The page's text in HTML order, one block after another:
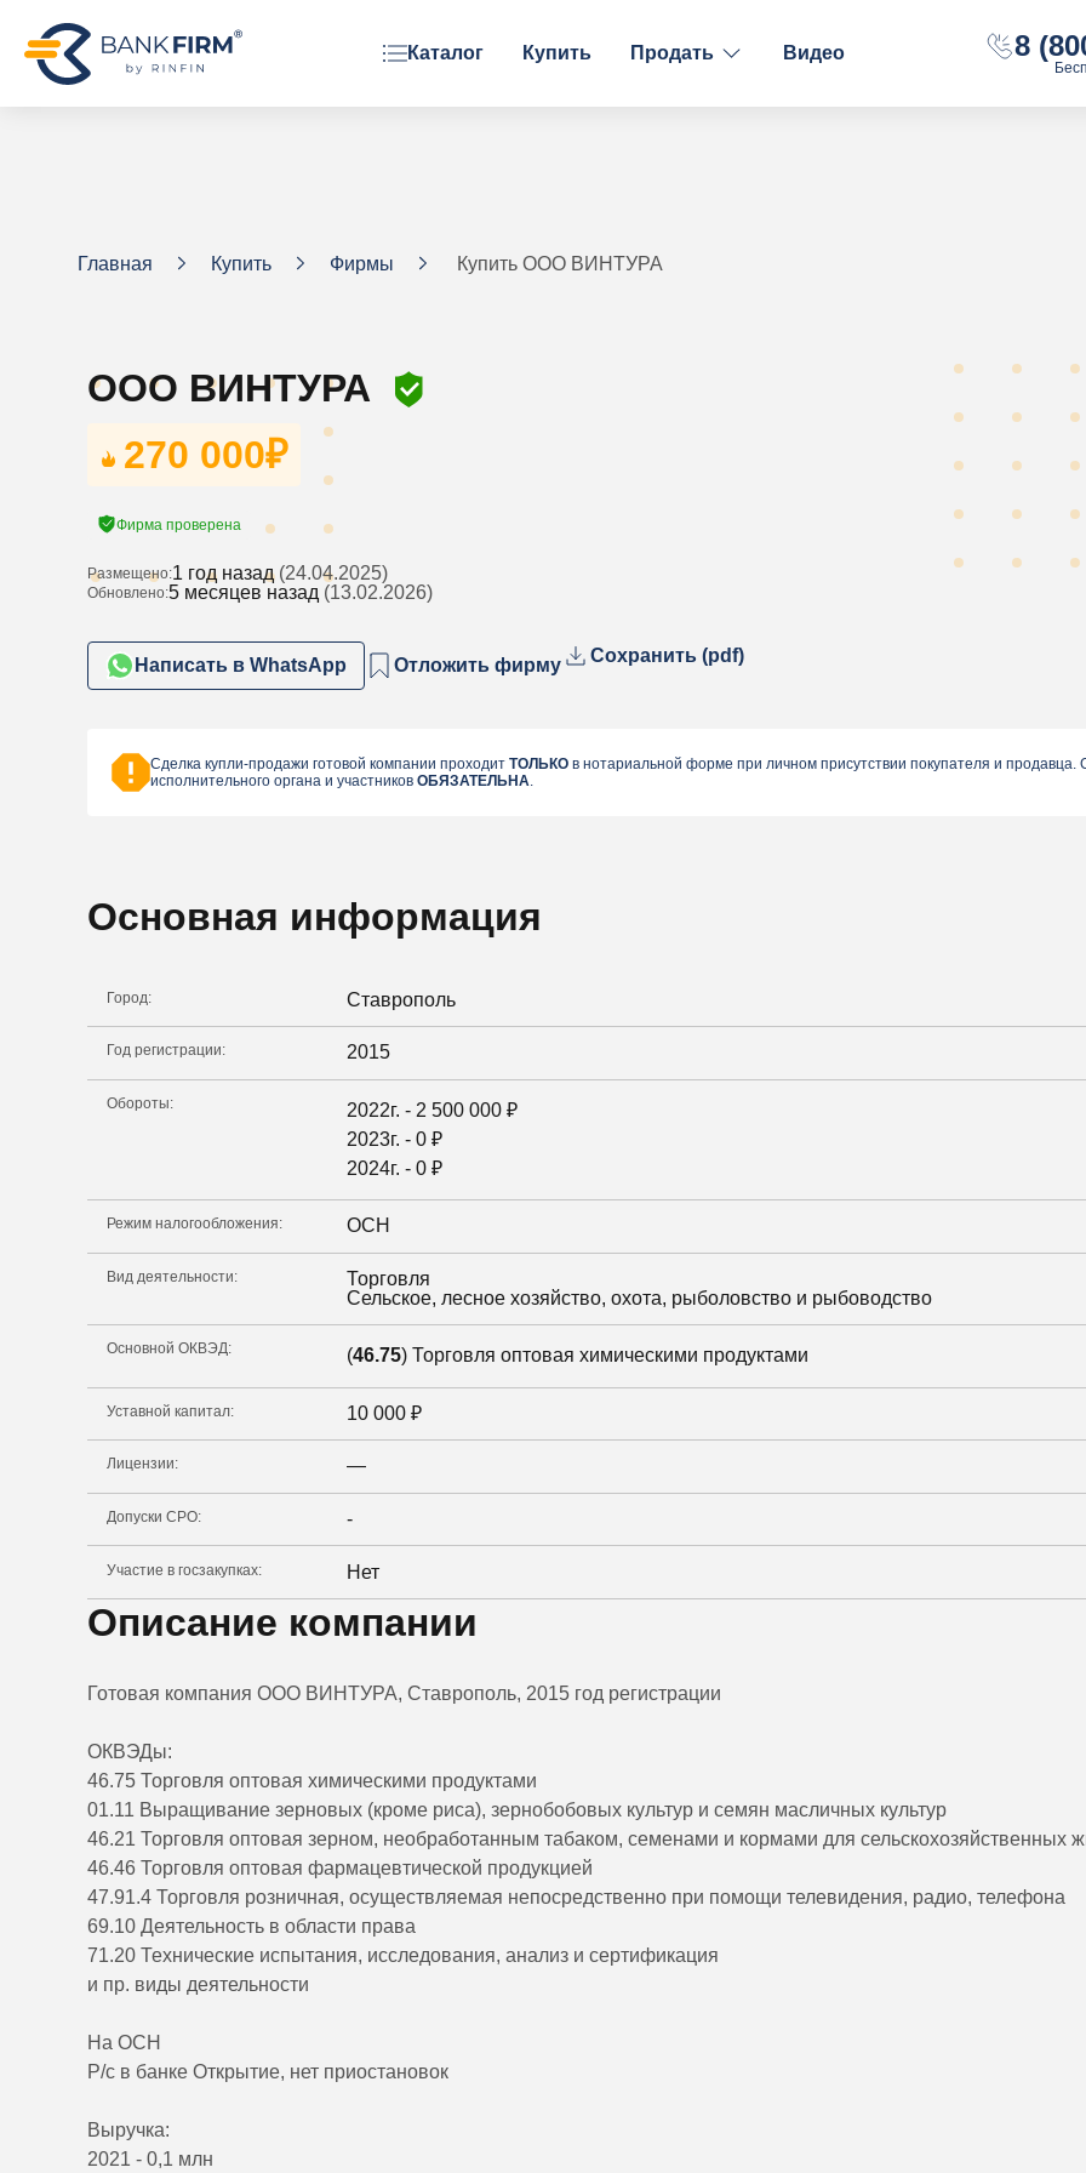
Каталог Купить Продать
ЗАО
С расчётным счётом
Видео 8
Главная Купить Фирмы Купить ООО ВИНТУРА
ООО ВИНТУРА
270 000₽
Фирма проверена
Размещено:1 год назад (24.04.2025)
Обновлено:5 месяцев назад (13.02.2026)
Написать в WhatsApp Отложить фирму Сохранить (pdf)
Сделка купли-продажи готовой компании проходит ТОЛЬКО в нотариальной форме при личном присутствии покупателя и продавца.
исполнительного органа и участников ОБЯЗАТЕЛЬНА.
Основная информация
Город: Ставрополь
Год регистрации: 2015
Обороты: 2022г. - 2 500 000 ₽
2023г. - 0 ₽
2024г. - 0 ₽
Режим налогообложения: ОСН
Вид деятельности:
Торговля
Сельское, лесное хозяйство, охота, рыболовство и рыбоводство
Основной ОКВЭД: (46.75) Торговля оптовая химическими продуктами
Уставной капитал: 10 000 ₽
Лицензии: —
Допуски СРО: -
Участие в госзакупках: Нет
Описание компании
Готовая компания ООО ВИНТУРА, Ставрополь, 2015 год регистрации
ОКВЭДы:
46.75 Торговля оптовая химическими продуктами
01.11 Выращивание зерновых (кроме риса), зернобобовых культур и семян масличных культур
46.21 Торговля оптовая зерном, необработанным табаком, семенами и кормами для сельскохозяйственных
46.46 Торговля оптовая фармацевтической продукцией
47.91.4 Торговля розничная, осуществляемая непосредственно при помощи телевидения, радио, телефона
69.10 Деятельность в области права
71.20 Технические испытания, исследования, анализ и сертификация
и пр. виды деятельности
На ОСН
Р/с в банке Открытие, нет приостановок
Выручка:
2021 - 0,1 млн